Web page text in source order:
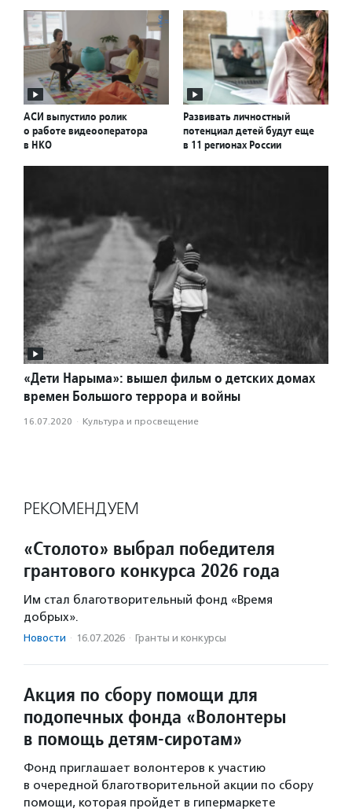
АСИ выпустило ролик
о работе видеооператора
в НКО
Развивать личностный
потенциал детей будут еще
в 11 регионах России
«Дети Нарыма»: вышел фильм о детских домах
времен Большого террора и войны
16.07.2020 · Культура и просвещение
РЕКОМЕНДУЕМ
«Столото» выбрал победителя
грантового конкурса 2026 года
Им стал благотворительный фонд «Время
добрых».
Новости · 16.07.2026 · Гранты и конкурсы
Акция по сбору помощи для
подопечных фонда «Волонтеры
в помощь детям-сиротам»
Фонд приглашает волонтеров к участию
в очередной благотворительной акции по сбору
помощи, которая пройдет в гипермаркете